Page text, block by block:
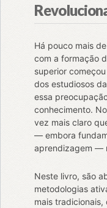
Há pouco mais
com a formação
superior
dos estudiosos
essa
conhecimento.
vez mais claro
— embora
aprendizagem —
Neste livro, são
metodologias
mais tradicionais,